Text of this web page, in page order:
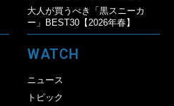
大人が買うべき「黒スニーカ
ー」BEST30【2026年春】
WATCH
ニュース
トピック